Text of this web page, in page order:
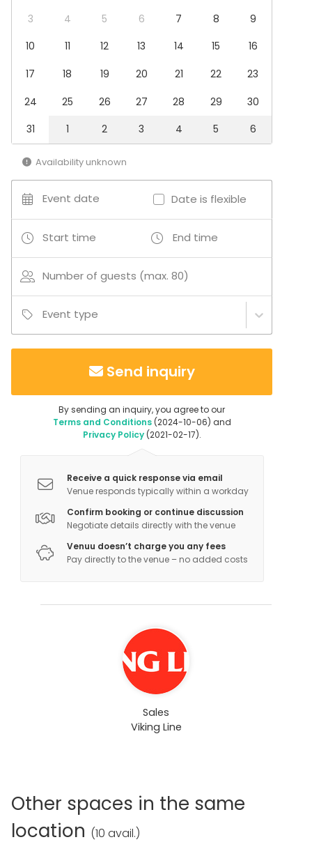
Conference / Seminar
Performance / Show
Cabin trip / Retreat
Christmas Party
Venue type
Multi-purpose event space
Ship / Boat
Conference center
3
4 5 6 7 8
9
10
11 12 13 14 15
16
17
18 19 20 21 22
23
24
25 26 27 28 29
30
31
1 2 3 4 5 6
Availability unknown
Event date Date is flexible
Start time End time
Number of guests (max. 80)
Event type
Send inquiry
By sending an inquiry, you agree to our
Terms and Conditions(2024-10-06) and
Privacy Policy(2021-02-17).
Receive a quick response via email
Venue responds typically within a workday
Confirm booking or continue discussion
Negotiate details directly with the venue
Venuu doesn’t charge you any fees
Pay directly to the venue – no added costs
Sales
Viking Line
Other spaces in the same
location (10 avail.)